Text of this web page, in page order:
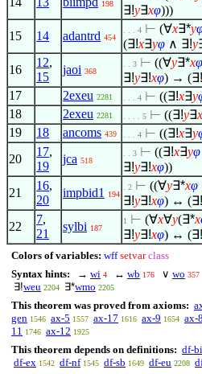
198
∃!y∃xφ)))
15
14 adantrd 454
. . . 4 ⊢ (∀x∃*y
(∃!x∃yφ ∧ ∃!y
16
12,
15
jaoi 368
. . 3 ⊢ ((∀y∃*xφ
∃!y∃!xφ) → (∃!
17
2exeu 2281 . . . 4 ⊢ ((∃!x∃y
18
2exeu 2281 . . . . 5 ⊢ ((∃!y∃x
19
18 ancoms 439 . . . 4 ⊢ ((∃!x∃y
20
17,
19
jca 518
. . 3 ⊢ ((∃!x∃yφ
∃!y∃!xφ))
21
16,
20
impbid1 194
. 2 ⊢ ((∀y∃*xφ
∃!y∃!xφ) ↔ (∃!
22
7,
21
sylbi 187
1 ⊢ (∀x∀y(∃*x
∃!y∃!xφ) ↔ (∃!
Colors of variables: wff setvar class
Syntax hints:
→ wi 4 ↔ wb 176 ∨ wo 357
∃!weu 2204 ∃*wmo 2205
This theorem was proved from axioms:
gen 1546 ax-5 1557 ax-17 1616 ax-9 1654 ax-8
11 1746 ax-12 1925
This theorem depends on definitions: df-bi
df-ex 1542 df-nf 1545 df-sb 1649 df-eu 2208